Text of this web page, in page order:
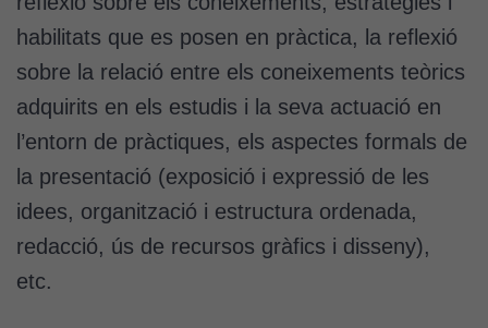
habilitats que es posen en pràctica, la reflexió
sobre la relació entre els coneixements teòrics
adquirits en els estudis i la seva actuació en
l’entorn de pràctiques, els aspectes formals de
la presentació (exposició i expressió de les
idees, organització i estructura ordenada,
redacció, ús de recursos gràfics i disseny),
etc.